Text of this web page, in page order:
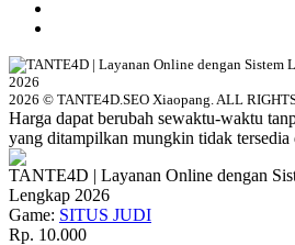
2026 © TANTE4D.SEO Xiaopang. ALL
Harga dapat berubah sewaktu-waktu
yang ditampilkan mungkin tidak
TANTE4D | Layanan Online dengan
Lengkap 2026
Game: SITUS JUDI
Rp. 10.000